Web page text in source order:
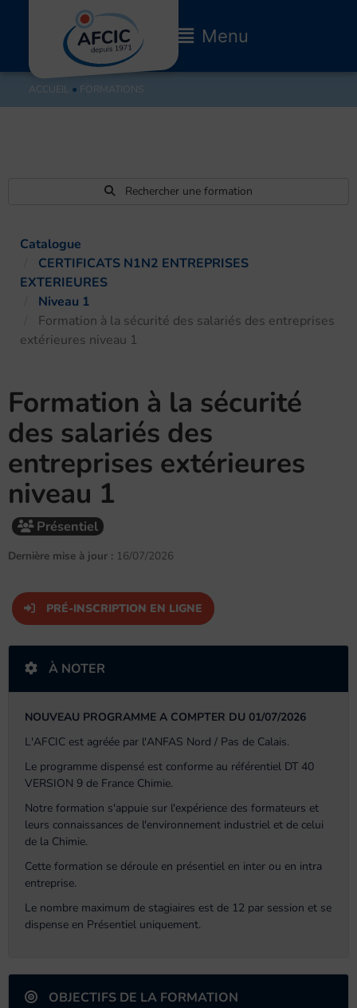
Main
Menu
Menu
ACCUEIL ● FORMATIONS
Rechercher une formation
Catalogue
CERTIFICATS N1N2 ENTREPRISES
EXTERIEURES
Niveau 1
Formation à la sécurité des salariés des entreprises
extérieures niveau 1
Formation à la sécurité
des salariés des
entreprises extérieures
niveau 1
Présentiel
Dernière mise à jour : 16/07/2026
PRÉ-INSCRIPTION EN LIGNE
À NOTER
NOUVEAU PROGRAMME A COMPTER DU 01/07/2026
L'AFCIC est agréée par l'ANFAS Nord / Pas de Calais.
Le programme dispensé est conforme au référentiel DT 40
VERSION 9 de France Chimie.
Notre formation s'appuie sur l'expérience des formateurs et
leurs connaissances de l'environnement industriel et de celui
de la Chimie.
Cette formation se déroule en présentiel en inter ou en intra
entreprise.
Le nombre maximum de stagiaires est de 12 par session et se
dispense en Présentiel uniquement.
OBJECTIFS DE LA FORMATION